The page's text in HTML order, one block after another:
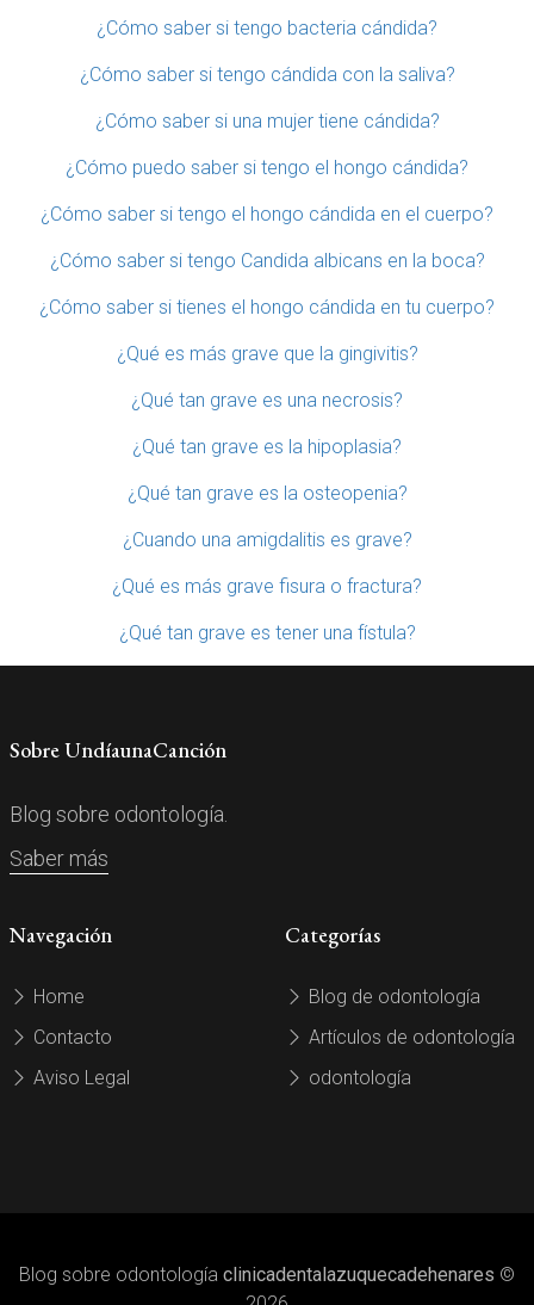
¿Cómo saber si tengo bacteria cándida?
¿Cómo saber si tengo cándida con la saliva?
¿Cómo saber si una mujer tiene cándida?
¿Cómo puedo saber si tengo el hongo cándida?
¿Cómo saber si tengo el hongo cándida en el cuerpo?
¿Cómo saber si tengo Candida albicans en la boca?
¿Cómo saber si tienes el hongo cándida en tu cuerpo?
¿Qué es más grave que la gingivitis?
¿Qué tan grave es una necrosis?
¿Qué tan grave es la hipoplasia?
¿Qué tan grave es la osteopenia?
¿Cuando una amigdalitis es grave?
¿Qué es más grave fisura o fractura?
¿Qué tan grave es tener una fístula?
Sobre UndíaunaCanción
Blog sobre odontología.
Saber más
Navegación
Home
Contacto
Aviso Legal
Categorías
Blog de odontología
Artículos de odontología
odontología
Blog sobre odontología clinicadentalazuquecadehenares ©